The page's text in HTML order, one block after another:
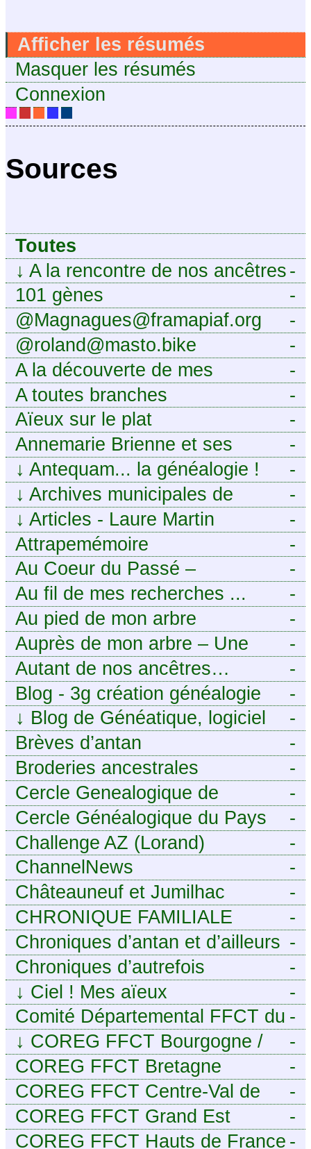
Afficher les résumés
Masquer les résumés
Connexion
Sources
Toutes
-
↓ A la rencontre de nos ancêtres
-
101 gènes
-
@Magnagues@framapiaf.org
-
@roland@masto.bike
-
A la découverte de mes
ancêtres
-
A toutes branches
-
Aïeux sur le plat
-
Annemarie Brienne et ses
challenges de A à Z
-
↓ Antequam... la généalogie !
-
↓ Archives municipales de
Montpellier
-
↓ Articles - Laure Martin
-
Attrapemémoire
-
Au Coeur du Passé –
Généalogie Familiale
-
Au fil de mes recherches ...
-
Au pied de mon arbre
-
Auprès de mon arbre – Une
histoire de racines
-
Autant de nos ancêtres…
-
Blog - 3g création généalogie
-
↓ Blog de Généatique, logiciel
de généalogie
-
Brèves d’antan
-
Broderies ancestrales
-
Cercle Genealogique de
l’Aveyron
-
Cercle Généalogique du Pays
de Caux - Seine-Maritime
-
Challenge AZ (Lorand)
-
ChannelNews
-
Châteauneuf et Jumilhac
-
CHRONIQUE FAMILIALE
-
Chroniques d’antan et d’ailleurs
-
Chroniques d’autrefois
-
↓ Ciel ! Mes aïeux
-
Comité Départemental FFCT du
Cher
-
↓ COREG FFCT Bourgogne /
Franche-Comté
-
COREG FFCT Bretagne
-
COREG FFCT Centre-Val de
Loire
-
COREG FFCT Grand Est
-
COREG FFCT Hauts de France